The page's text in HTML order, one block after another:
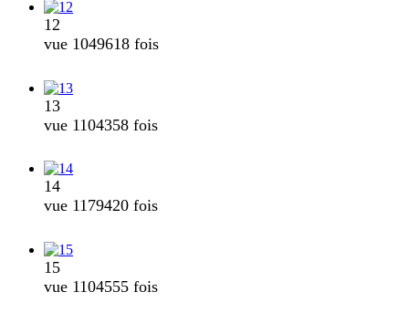
12
vue 1049618 fois
13
vue 1104358 fois
14
vue 1179420 fois
15
vue 1104555 fois